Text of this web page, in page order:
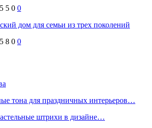
5 0 0
дом для семьи из трех поколений
8 0 0
тона для праздничных интерьеров…
штрихи в дизайне…